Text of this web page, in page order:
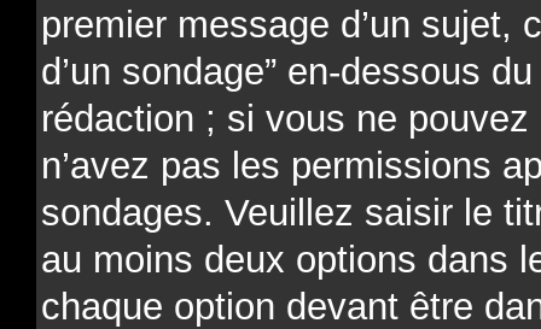
premier message d’un sujet,
d’un sondage” en-dessous
rédaction ; si vous ne
n’avez pas les permissions
sondages. Veuillez saisir le
au moins deux options dans
chaque option devant être